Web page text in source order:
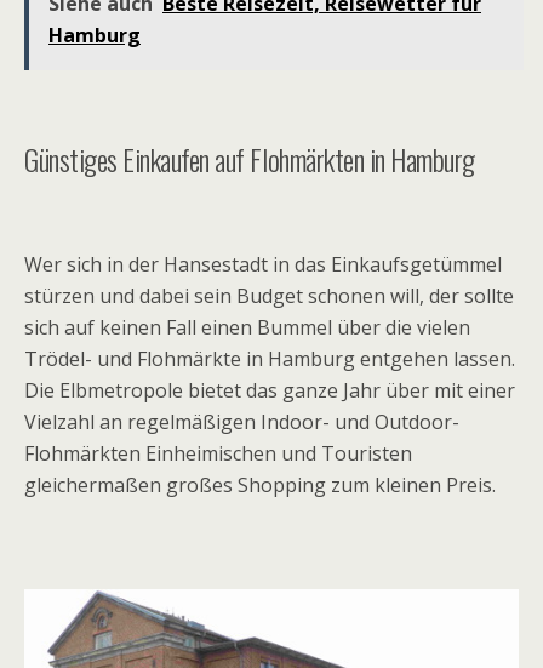
Hamburg
Günstiges Einkaufen auf Flohmärkten in Hamburg
Wer sich in der Hansestadt in das Einkaufsgetümmel
stürzen und dabei sein Budget schonen will, der sollte
sich auf keinen Fall einen Bummel über die vielen
Trödel- und Flohmärkte in Hamburg entgehen lassen.
Die Elbmetropole bietet das ganze Jahr über mit einer
Vielzahl an regelmäßigen Indoor- und Outdoor-
Flohmärkten Einheimischen und Touristen
gleichermaßen großes Shopping zum kleinen Preis.